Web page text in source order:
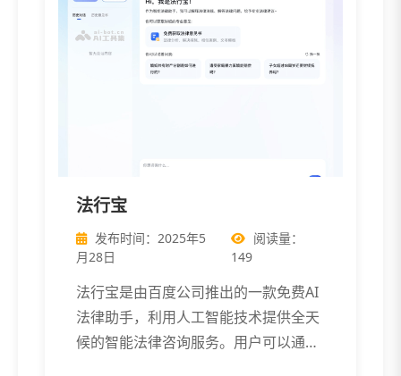
法行宝
发布时间：2025年5
月28日
阅读量：
149
法行宝是由百度公司推出的一款免费AI
法律助手，利用人工智能技术提供全天
候的智能法律咨询服务。用户可以通过